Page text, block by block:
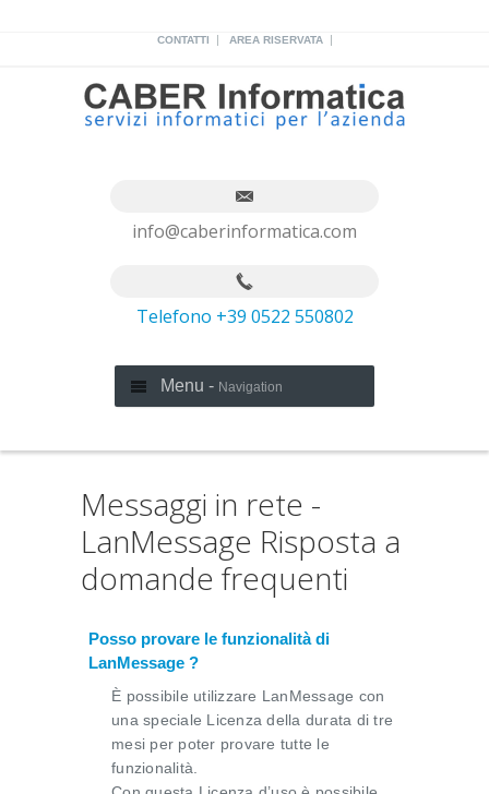
CONTATTI | AREA RISERVATA |
info@caberinformatica.com
Telefono +39 0522 550802
Menu - Navigation
Messaggi in rete -
LanMessage Risposta a
domande frequenti
Posso provare le funzionalità di
LanMessage ?
È possibile utilizzare LanMessage con
una speciale Licenza della durata di tre
mesi per poter provare tutte le
funzionalità.